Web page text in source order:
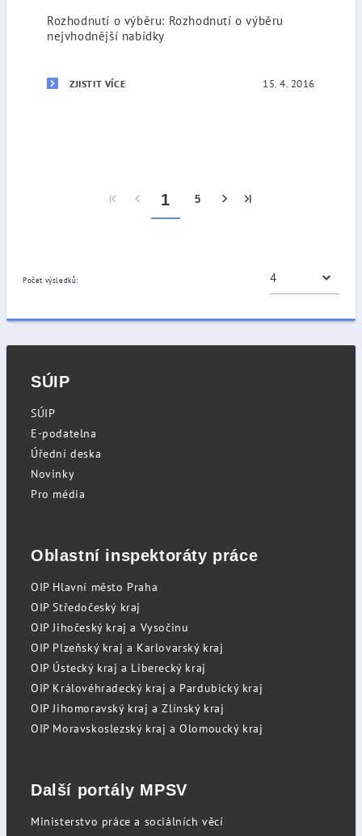
Rozhodnutí o výběru: Rozhodnutí o výběru
nejvhodnější nabídky
ZJISTIT VÍCE 15. 4. 2016
1 5
Počet výsledků:
SÚIP
SÚIP
E-podatelna
Úřední deska
Novinky
Pro média
Oblastní inspektoráty práce
OIP Hlavní město Praha
OIP Středočeský kraj
OIP Jihočeský kraj a Vysočinu
OIP Plzeňský kraj a Karlovarský kraj
OIP Ústecký kraj a Liberecký kraj
OIP Královéhradecký kraj a Pardubický kraj
OIP Jihomoravský kraj a Zlínský kraj
OIP Moravskoslezský kraj a Olomoucký kraj
Další portály MPSV
Ministerstvo práce a sociálních věcí